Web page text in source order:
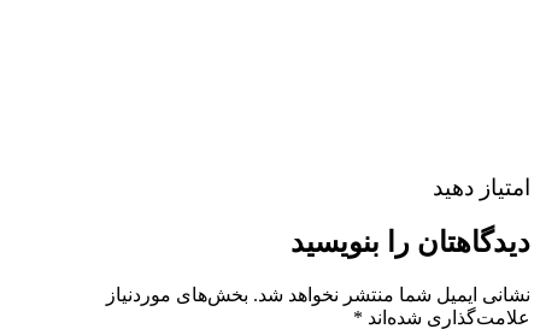
امتیاز دهید
دیدگاهتان را بنویسید
نشانی ایمیل شما منتشر نخواهد شد. بخش‌های موردنیاز
علامت‌گذاری شده‌اند *